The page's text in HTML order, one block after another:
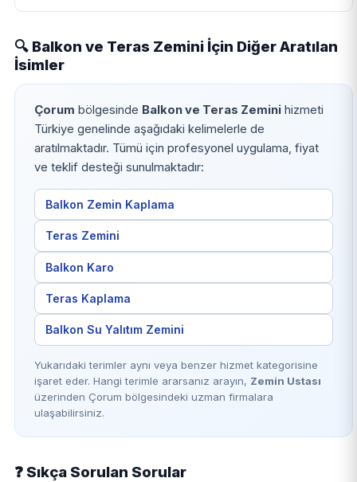
🔍 Balkon ve Teras Zemini İçin Diğer Aratılan
İsimler
Çorum bölgesinde Balkon ve Teras Zeminihizmeti
Türkiye genelinde aşağıdaki kelimelerle de
aratılmaktadır. Tümü için profesyonel uygulama, fiyat
ve teklif desteği sunulmaktadır:
Balkon Zemin Kaplama
Teras Zemini
Balkon Karo
Teras Kaplama
Balkon Su Yalıtım Zemini
Yukarıdaki terimler aynı veya benzer hizmet kategorisine
işaret eder. Hangi terimle ararsanız arayın, Zemin Ustası
üzerinden Çorum bölgesindeki uzman firmalara
ulaşabilirsiniz.
❓ Sıkça Sorulan Sorular